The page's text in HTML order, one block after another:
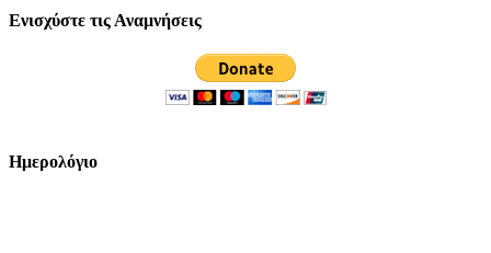
Ενισχύστε τις Αναμνήσεις
Ημερολόγιο